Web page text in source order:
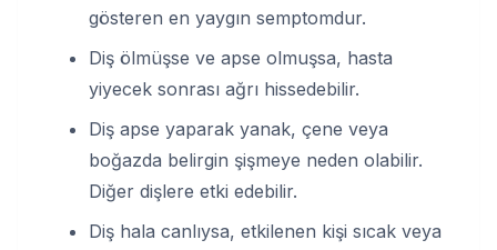
gösteren en yaygın semptomdur.
Diş ölmüşse ve apse olmuşsa, hasta
yiyecek sonrası ağrı hissedebilir.
Diş apse yaparak yanak, çene veya
boğazda belirgin şişmeye neden olabilir.
Diğer dişlere etki edebilir.
Diş hala canlıysa, etkilenen kişi sıcak veya